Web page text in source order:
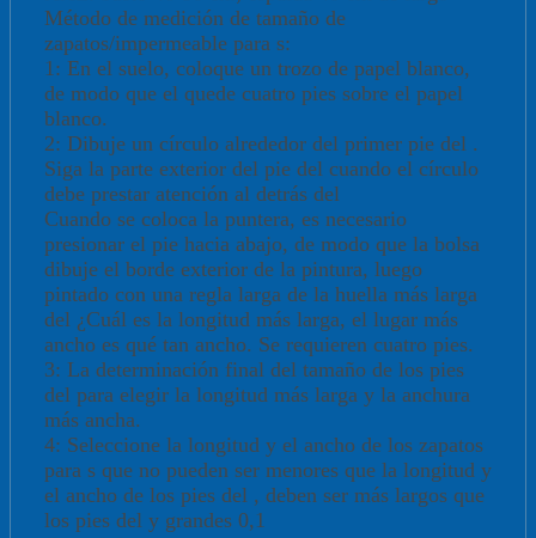
Método de medición de tamaño de
zapatos/impermeable para s:
1: En el suelo, coloque un trozo de papel blanco,
de modo que el quede cuatro pies sobre el papel
blanco.
2: Dibuje un círculo alrededor del primer pie del .
Siga la parte exterior del pie del cuando el círculo
debe prestar atención al detrás del
Cuando se coloca la puntera, es necesario
presionar el pie hacia abajo, de modo que la bolsa
dibuje el borde exterior de la pintura, luego
pintado con una regla larga de la huella más larga
del ¿Cuál es la longitud más larga, el lugar más
ancho es qué tan ancho. Se requieren cuatro pies.
3: La determinación final del tamaño de los pies
del para elegir la longitud más larga y la anchura
más ancha.
4: Seleccione la longitud y el ancho de los zapatos
para s que no pueden ser menores que la longitud y
el ancho de los pies del , deben ser más largos que
los pies del y grandes 0,1